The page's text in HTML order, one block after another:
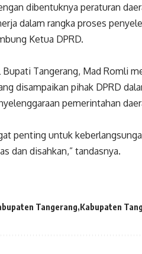
dibentuknya peraturan
dalam rangka proses
Ketua DPRD.
Tangerang, Mad Romli
disampaikan pihak DPRD
pemerintahan
penting untuk
dan disahkan,” tandasnya.
Tangerang Kabupaten